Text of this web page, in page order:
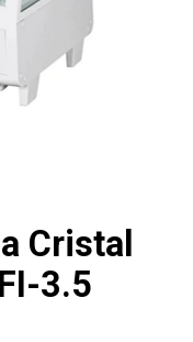
Cristal
3.5